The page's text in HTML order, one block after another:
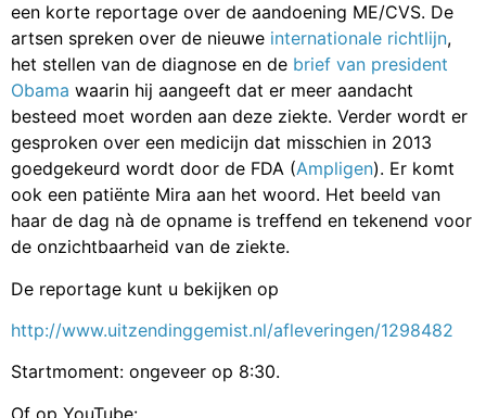
een korte reportage over de aandoening ME/CVS. De
artsen spreken over de nieuwe internationale richtlijn,
het stellen van de diagnose en de brief van president
Obama waarin hij aangeeft dat er meer aandacht
besteed moet worden aan deze ziekte. Verder wordt er
gesproken over een medicijn dat misschien in 2013
goedgekeurd wordt door de FDA (Ampligen). Er komt
ook een patiënte Mira aan het woord. Het beeld van
haar de dag nà de opname is treffend en tekenend voor
de onzichtbaarheid van de ziekte.
De reportage kunt u bekijken op
http://www.uitzendinggemist.nl/afleveringen/1298482
Startmoment: ongeveer op 8:30.
Of op YouTube: